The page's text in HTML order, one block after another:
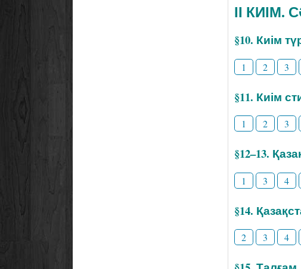
ІІ КИІМ.
§10. Киім
1 2 3
§11. Киім
1 2 3
§12–13.
1 3 4
§14.
2 3 4